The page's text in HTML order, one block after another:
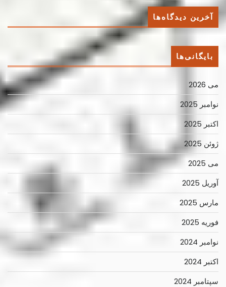
آخرین دیدگاه‌ها
بایگانی‌ها
می 2026
نوامبر 2025
اکتبر 2025
ژوئن 2025
می 2025
آوریل 2025
مارس 2025
فوریه 2025
نوامبر 2024
اکتبر 2024
سپتامبر 2024